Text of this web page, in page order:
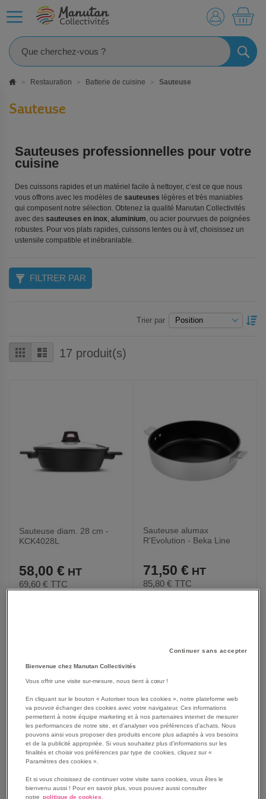
Restauration Batterie de cuisine Sauteuse
Sauteuse
Sauteuses professionnelles pour votre
cuisine
Des cuissons rapides et un matériel facile à nettoyer, c’est ce que nous
vous offrons avec les modèles de sauteuses légères et très maniables
qui composent notre sélection. Obtenez la qualité Manutan Collectivités
avec des sauteuses en inox, aluminium, ou acier pourvues de poignées
robustes. Pour vos plats rapides, cuissons lentes ou à vif, choisissez un
ustensile compatible et inébranlable.
Grille Liste17 produit(s)
Trier par
Sauteuse diam. 28 cm -
KCK4028L
58,00 €
69,60 € TTC
FAVORIS
Sauteuse alumax
R'Evolution - Beka Line
71,50 €
85,80 € TTC
FAVORIS
FILTRER PAR
Continuer sans accepter
Bienvenue chez Manutan Collectivités
Vous offrir une visite sur-mesure, nous tient à cœur !
En cliquant sur le bouton « Autoriser tous les cookies », notre plateforme web
va pouvoir échanger des cookies avec votre navigateur. Ces informations
permettent à notre équipe marketing et à nos partenaires internet de mesurer
les performances de notre site, et d'analyser vos préférences d'achats. Nous
pouvons ainsi vous proposer des produits encore plus adaptés à vos besoins
et de la publicité appropriée. Si vous souhaitez plus d'informations sur les
finalités et choisir vos préférences par type de cookies, cliquez sur «
Paramètres des cookies ».
Et si vous choisissez de continuer votre visite sans cookies, vous êtes le
bienvenu aussi ! Pour en savoir plus, vous pouvez aussi consulter
notre politique de cookies.